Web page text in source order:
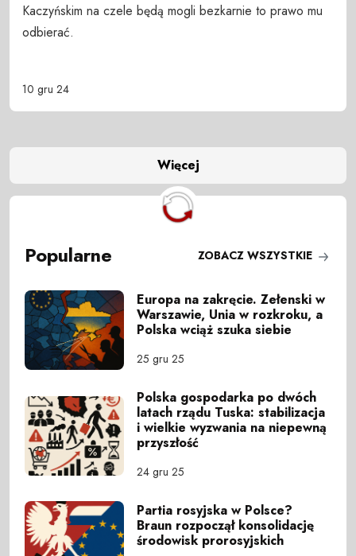
Kaczyńskim na czele będą mogli bezkarnie to prawo mu
odbierać.
10 gru 24
Więcej
Popularne ZOBACZ WSZYSTKIE
Europa na zakręcie. Zełenski w
Warszawie, Unia w rozkroku, a
Polska wciąż szuka siebie
25 gru 25
Polska gospodarka po dwóch
latach rządu Tuska: stabilizacja
i wielkie wyzwania na niepewną
przyszłość
24 gru 25
Partia rosyjska w Polsce?
Braun rozpoczął konsolidację
środowisk prorosyjskich